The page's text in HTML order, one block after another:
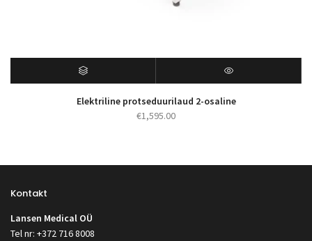
Elektriline protseduurilaud 2-osaline
€1,595.00
Kontakt
Lansen Medical OÜ
Tel nr: +372 716 8008